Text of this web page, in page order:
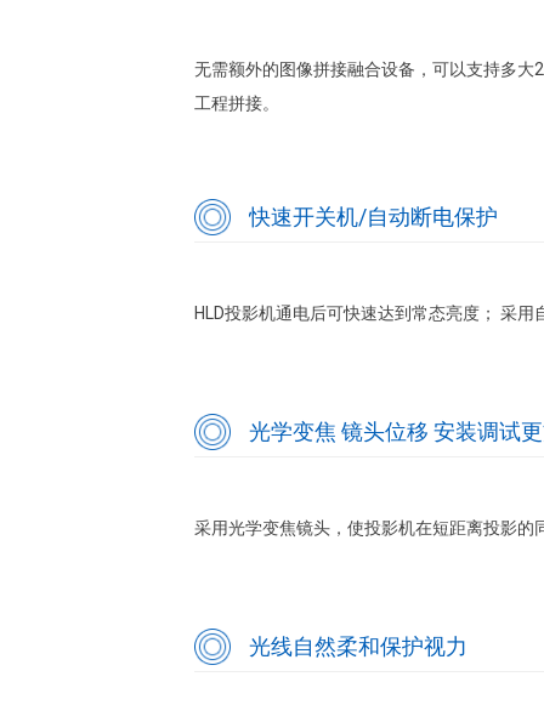
无需额外的图像拼接融合设备，可以支持多
工程拼接。
快速开关机/自动断电保护
HLD投影机通电后可快速达到常态亮度； 采
光学变焦 镜头位移 安装调试
采用光学变焦镜头，使投影机在短距离投影
光线自然柔和保护视力